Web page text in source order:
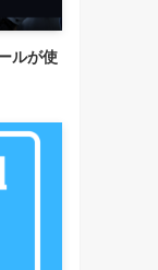
ルが使